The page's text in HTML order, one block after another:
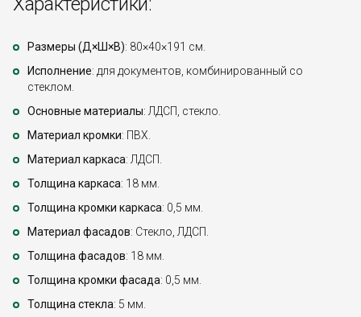
Размеры (Д×Ш×В): 80×40×191 см.
Исполнение: для документов, комбинированный со
стеклом.
Основные материалы: ЛДСП, стекло.
Материал кромки: ПВХ.
Материал каркаса: ЛДСП.
Толщина каркаса: 18 мм.
Толщина кромки каркаса: 0,5 мм.
Материал фасадов: Стекло, ЛДСП.
Толщина фасадов: 18 мм.
Толщина кромки фасада: 0,5 мм.
Толщина стекла: 5 мм.